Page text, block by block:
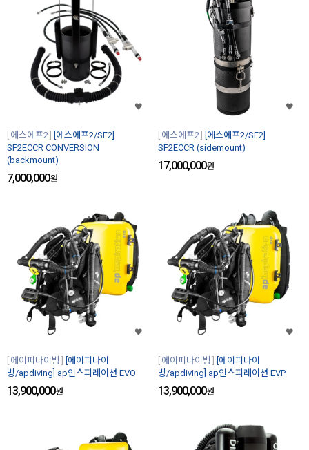
에스에프2
[에스에프2/SF2]
SF2ECCR CONVERSION
(backmount)
7,000,000원
에스에프2
[에스에프2/SF2]
SF2ECCR (sidemount)
17,000,000원
에이피다이빙
[에이피다이
빙/apdiving] ap인스피레이션 EVO
13,900,000원
에이피다이빙
[에이피다이
빙/apdiving] ap인스피레이션 EVP
13,900,000원